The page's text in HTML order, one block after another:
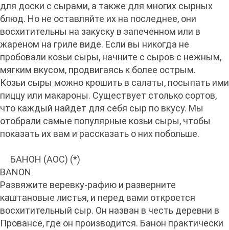
для доски с сырами, а также для многих сырных
блюд. Но не оставляйте их на последнее, они
восхитительны на закуску в запеченном или в
жареном на гриле виде. Если вы никогда не
пробовали козьи сыры, начните с сыров с нежным,
мягким вкусом, продвигаясь к более острым.
Козьи сыры можно крошить в салаты, посыпать ими
пиццу или макароны. Существует столько сортов,
что каждый найдет для себя сыр по вкусу. Мы
отобрали самые популярные козьи сыры, чтобы
показать их вам и рассказать о них побольше.
БАНОН (AOC) (*)
BANON
Развяжите веревку-рафию и разверните
каштановые листья, и перед вами откроется
восхитительный сыр. Он назван в честь деревни в
Провансе, где он производится. Банон практически